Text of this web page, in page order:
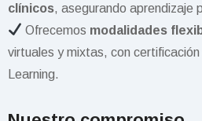
clínicos, asegurando aprendizaje
Ofrecemos modalidades
virtuales y mixtas, con
Learning.